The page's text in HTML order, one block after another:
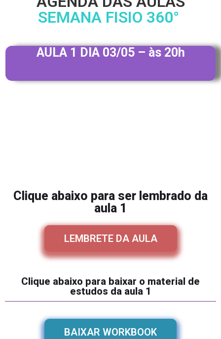
SEMANA FISIO 360°
AULA 1 DIA 03/05 – às 20h
Clique abaixo para ser lembrado da
aula 1
LEMBRETE DA AULA
Clique abaixo para baixar o material de
estudos da aula 1
BAIXAR WORKBOOK